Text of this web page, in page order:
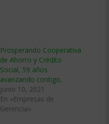
Prosperando Cooperativa
de Ahorro y Crédito
Social, 59 años
avanzando contigo.
junio 10, 2021
En «Empresas de
Gerencia»